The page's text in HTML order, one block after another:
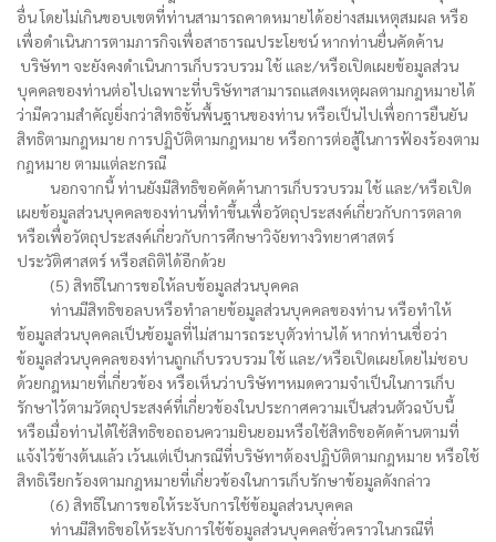
อื่น โดยไม่เกินขอบเขตที่ท่านสามารถคาดหมายได้อย่างสมเหตุสมผล หรือ
เพื่อดำเนินการตามภารกิจเพื่อสาธารณประโยชน์ หากท่านยื่นคัดค้าน
บริษัทฯ จะยังคงดำเนินการเก็บรวบรวม ใช้ และ/หรือเปิดเผยข้อมูลส่วน
บุคคลของท่านต่อไปเฉพาะที่บริษัทฯสามารถแสดงเหตุผลตามกฎหมายได้
ว่ามีความสำคัญยิ่งกว่าสิทธิขั้นพื้นฐานของท่าน หรือเป็นไปเพื่อการยืนยัน
สิทธิตามกฎหมาย การปฏิบัติตามกฎหมาย หรือการต่อสู้ในการฟ้องร้องตาม
กฎหมาย ตามแต่ละกรณี
นอกจากนี้ ท่านยังมีสิทธิขอคัดค้านการเก็บรวบรวม ใช้ และ/หรือเปิด
เผยข้อมูลส่วนบุคคลของท่านที่ทำขึ้นเพื่อวัตถุประสงค์เกี่ยวกับการตลาด
หรือเพื่อวัตถุประสงค์เกี่ยวกับการศึกษาวิจัยทางวิทยาศาสตร์
ประวัติศาสตร์ หรือสถิติได้อีกด้วย
(5) สิทธิในการขอให้ลบข้อมูลส่วนบุคคล
ท่านมีสิทธิขอลบหรือทำลายข้อมูลส่วนบุคคลของท่าน หรือทำให้
ข้อมูลส่วนบุคคลเป็นข้อมูลที่ไม่สามารถระบุตัวท่านได้ หากท่านเชื่อว่า
ข้อมูลส่วนบุคคลของท่านถูกเก็บรวบรวม ใช้ และ/หรือเปิดเผยโดยไม่ชอบ
ด้วยกฎหมายที่เกี่ยวข้อง หรือเห็นว่าบริษัทฯหมดความจำเป็นในการเก็บ
รักษาไว้ตามวัตถุประสงค์ที่เกี่ยวข้องในประกาศความเป็นส่วนตัวฉบับนี้
หรือเมื่อท่านได้ใช้สิทธิขอถอนความยินยอมหรือใช้สิทธิขอคัดค้านตามที่
แจ้งไว้ข้างต้นแล้ว เว้นแต่เป็นกรณีที่บริษัทฯต้องปฏิบัติตามกฎหมาย หรือใช้
สิทธิเรียกร้องตามกฎหมายที่เกี่ยวข้องในการเก็บรักษาข้อมูลดังกล่าว
(6) สิทธิในการขอให้ระงับการใช้ข้อมูลส่วนบุคคล
ท่านมีสิทธิขอให้ระงับการใช้ข้อมูลส่วนบุคคลชั่วคราวในกรณีที่